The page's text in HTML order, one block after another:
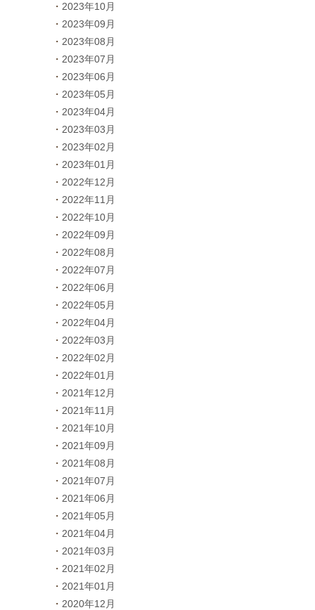
2023年10月
2023年09月
2023年08月
2023年07月
2023年06月
2023年05月
2023年04月
2023年03月
2023年02月
2023年01月
2022年12月
2022年11月
2022年10月
2022年09月
2022年08月
2022年07月
2022年06月
2022年05月
2022年04月
2022年03月
2022年02月
2022年01月
2021年12月
2021年11月
2021年10月
2021年09月
2021年08月
2021年07月
2021年06月
2021年05月
2021年04月
2021年03月
2021年02月
2021年01月
2020年12月